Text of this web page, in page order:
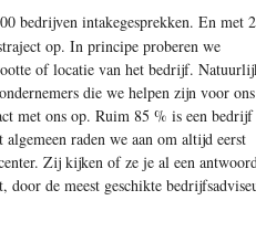
bedrijven intakegesprekken. En met 2
op. In principe proberen we
of locatie van het bedrijf.
die we helpen zijn voor ons
met ons op. Ruim 85 % is een bedrijf
raden we aan om altijd eerst
Zij kijken of ze je al een
door de meest geschikte